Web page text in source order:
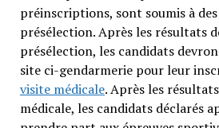
préinscriptions, sont soumis à
présélection. Après les résultats
présélection, les candidats
site ci-gendarmerie pour leur
visite médicale. Après les
médicale, les candidats déclarés